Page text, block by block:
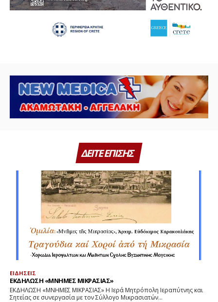
ΔΕΙΤΕ ΕΠΙΣΗΣ
ΕΙΔΗΣΕΙΣ
ΕΚΔΗΛΩΣΗ «ΜΝΗΜΕΣ ΜΙΚΡΑΣΙΑΣ»
ΕΚΔΗΛΩΣΗ «ΜΝΗΜΕΣ ΜΙΚΡΑΣΙΑΣ» Η Ιερά Μητρόπολη Ιεραπύτνης και
Σητείας σε συνεργασία με τον Σύλλογο Μικρασιατών...